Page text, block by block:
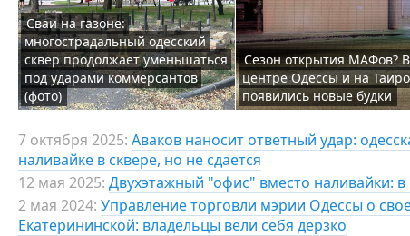
Сваи на газоне:
многострадальный одесский
сквер продолжает уменьшаться
под ударами коммерсантов
(фото)
Сезон открытия МАФов? В
центре Одессы и на
появились новые будки
7 октября 2025: Аваков наносит ответный удар:
наливайке в сквере, но не сдается
12 мая 2025: Двухэтажный "офис" вместо наливайки: в
2 мая 2024: Управление торговли мэрии Одессы о
Екатерининской: владельцы вели себя дерзко